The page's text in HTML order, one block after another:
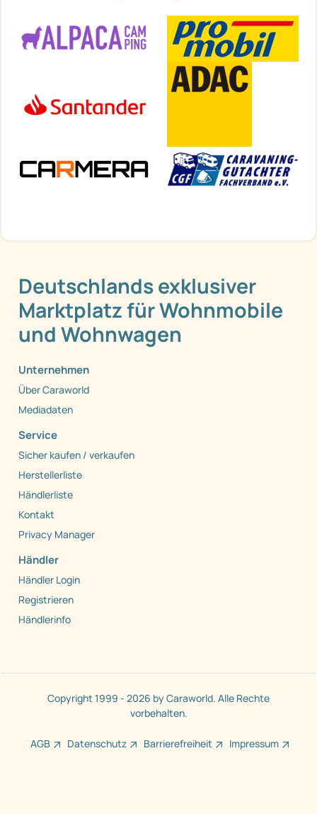
Deutschlands exklusiver
Marktplatz für Wohnmobile
und Wohnwagen
Unternehmen
Über Caraworld
Mediadaten
Service
Sicher kaufen / verkaufen
Herstellerliste
Händlerliste
Kontakt
Privacy Manager
Händler
Händler Login
Registrieren
Händlerinfo
Copyright 1999 - 2026 by Caraworld. Alle Rechte
vorbehalten.
AGB Datenschutz Barrierefreiheit Impressum